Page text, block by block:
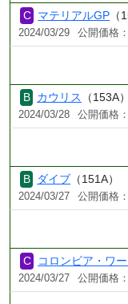
マテリアルGP （
2024/03/29 公開価格
カウリス （153A）
2024/03/28 公開価格
ダイブ （151A）
2024/03/27 公開価格
コロンビア・ワ
2024/03/27 公開価格